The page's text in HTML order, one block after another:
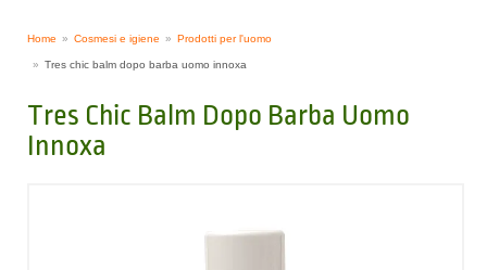
Home Cosmesi e igiene Prodotti per l'uomo
Tres chic balm dopo barba uomo innoxa
Tres Chic Balm Dopo Barba Uomo
Innoxa